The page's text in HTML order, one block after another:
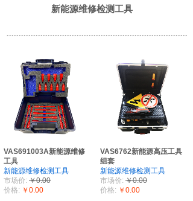
新能源维修检测工具
VAS691003A新能源维修
工具
新能源维修检测工具
市场价: ￥0.00
价格: ￥0.00
VAS6762新能源高压工具
组套
新能源维修检测工具
市场价: ￥0.00
价格: ￥0.00